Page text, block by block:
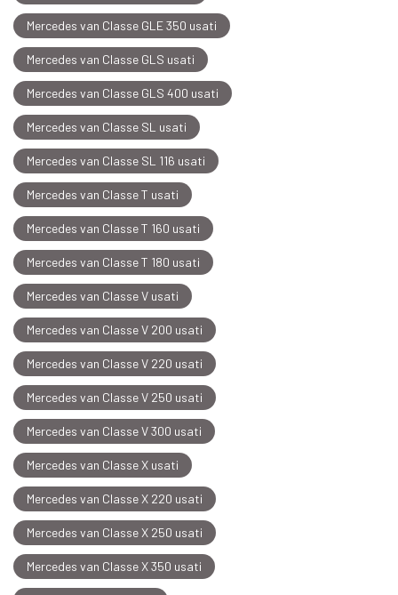
Mercedes van Classe GLE 350 usati
Mercedes van Classe GLS usati
Mercedes van Classe GLS 400 usati
Mercedes van Classe SL usati
Mercedes van Classe SL 116 usati
Mercedes van Classe T usati
Mercedes van Classe T 160 usati
Mercedes van Classe T 180 usati
Mercedes van Classe V usati
Mercedes van Classe V 200 usati
Mercedes van Classe V 220 usati
Mercedes van Classe V 250 usati
Mercedes van Classe V 300 usati
Mercedes van Classe X usati
Mercedes van Classe X 220 usati
Mercedes van Classe X 250 usati
Mercedes van Classe X 350 usati